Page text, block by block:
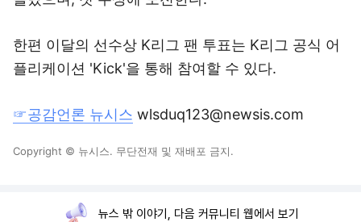
한편 이달의 선수상 K리그 팬 투표는 K리그 공식 어
플리케이션 'Kick'을 통해 참여할 수 있다.
☞공감언론 뉴시스 wlsduq123@newsis.com
Copyright © 뉴시스. 무단전재 및 재배포 금지.
뉴스 밖 이야기, 다음 커뮤니티 웹에서 보기